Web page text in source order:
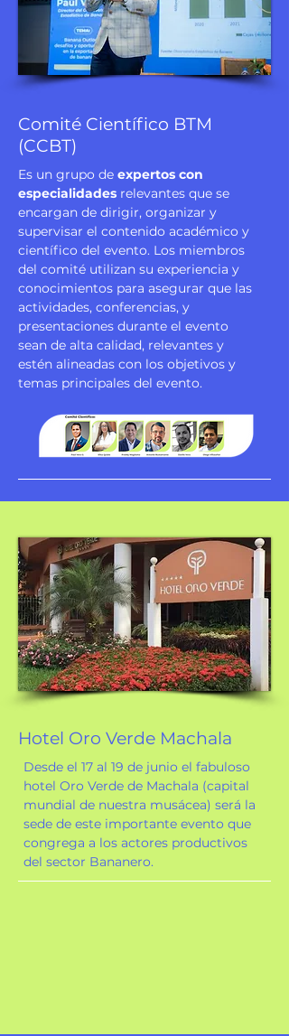
Comité Científico BTM
(CCBT)
Es un grupo de expertos con
especialidades relevantes que se
encargan de dirigir, organizar y
supervisar el contenido académico y
científico del evento. Los miembros
del comité utilizan su experiencia y
conocimientos para asegurar que las
actividades, conferencias, y
presentaciones durante el evento
sean de alta calidad, relevantes y
estén alineadas con los objetivos y
temas principales del evento.
Hotel Oro Verde Machala
Desde el 17 al 19 de junio el fabuloso
hotel Oro Verde de Machala (capital
mundial de nuestra musácea) será la
sede de este importante evento que
congrega a los actores productivos
del sector Bananero.